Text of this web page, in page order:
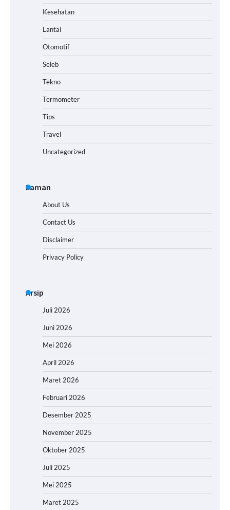
Kesehatan
Lantai
Otomotif
Seleb
Tekno
Termometer
Tips
Travel
Uncategorized
Laman
About Us
Contact Us
Disclaimer
Privacy Policy
Arsip
Juli 2026
Juni 2026
Mei 2026
April 2026
Maret 2026
Februari 2026
Desember 2025
November 2025
Oktober 2025
Juli 2025
Mei 2025
Maret 2025